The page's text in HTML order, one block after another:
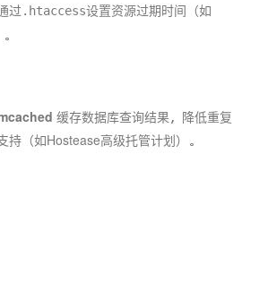
过 .htaccess设置资源过期时间（如
缓存数据库查询结果，降低重复
持（如Hostease高级托管计划）。